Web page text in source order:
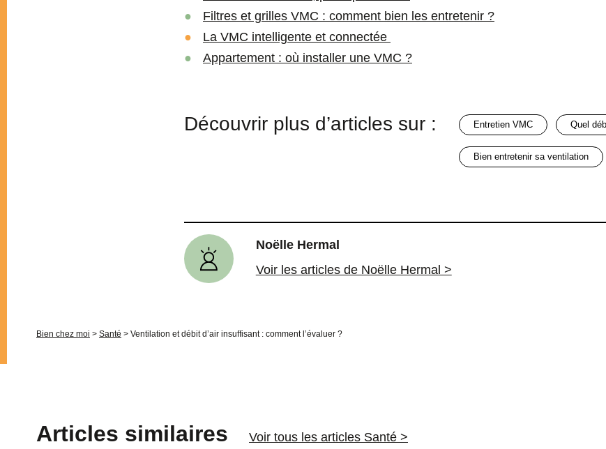
Filtres et grilles VMC : comment bien les entretenir ?
La VMC intelligente et connectée
Appartement : où installer une VMC ?
Découvrir plus d’articles sur : entretien VMC quel
bien entretenir sa ventilation
Noëlle Hermal
Voir les articles de Noëlle Hermal >
Bien chez moi > Santé > Ventilation et débit d’air insuffisant : comment l’évaluer ?
Articles similaires Voir tous les articles Santé >